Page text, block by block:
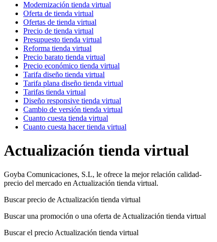
Modernización tienda virtual
Oferta de tienda virtual
Ofertas de tienda virtual
Precio de tienda virtual
Presupuesto tienda virtual
Reforma tienda virtual
Precio barato tienda virtual
Precio económico tienda virtual
Tarifa diseño tienda virtual
Tarifa plana diseño tienda virtual
Tarifas tienda virtual
Diseño responsive tienda virtual
Cambio de versión tienda virtual
Cuanto cuesta tienda virtual
Cuanto cuesta hacer tienda virtual
Actualización tienda virtual
Goyba Comunicaciones, S.L, le ofrece la mejor relación calidad-
precio del mercado en Actualización tienda virtual.
Buscar precio de Actualización tienda virtual
Buscar una promoción o una oferta de Actualización tienda virtual
Buscar el precio Actualización tienda virtual